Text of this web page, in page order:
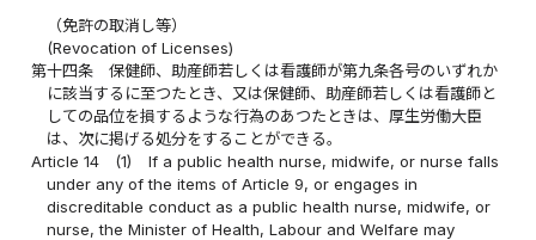
（免許の取消し等）
(Revocation of Licenses)
第十四条
保健師、助産師若しくは看護師が第九条各号のいずれか
に該当するに至つたとき、又は保健師、助産師若しくは看護師と
しての品位を損するような行為のあつたときは、厚生労働大臣
は、次に掲げる処分をすることができる。
Article 14
(1)
If a public health nurse, midwife, or nurse falls
under any of the items of Article 9, or engages in
discreditable conduct as a public health nurse, midwife, or
nurse, the Minister of Health, Labour and Welfare may